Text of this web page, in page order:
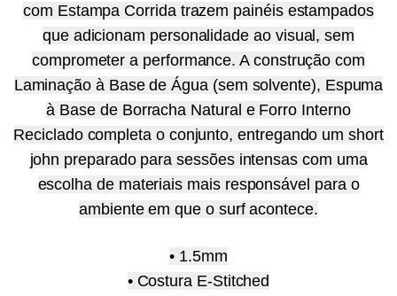
com Estampa Corrida trazem painéis estampados
que adicionam personalidade ao visual, sem
comprometer a performance. A construção com
Laminação à Base de Água (sem solvente), Espuma
à Base de Borracha Natural e Forro Interno
Reciclado completa o conjunto, entregando um short
john preparado para sessões intensas com uma
escolha de materiais mais responsável para o
ambiente em que o surf acontece.
• 1.5mm
• Costura E-Stitched